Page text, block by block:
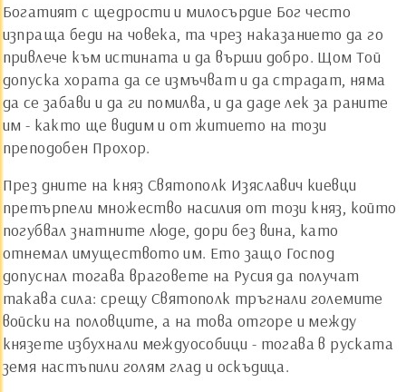
Богатият с щедрости и милосърдие Бог често
изпраща беди на човека, та чрез наказанието да го
привлече към истината и да върши добро. Щом Той
допуска хората да се измъчват и да страдат, няма
да се забави и да ги помилва, и да даде лек за раните
им - както ще видим и от житието на този
преподобен Прохор.
През дните на княз Святополк Изяславич киевци
претърпели множество насилия от този княз, който
погубвал знатните люде, дори без вина, като
отнемал имуществото им. Ето защо Господ
допуснал тогава враговете на Русия да получат
такава сила: срещу Святополк тръгнали големите
войски на половците, а на това отгоре и между
князете избухнали междуособици - тогава в руската
земя настъпили голям глад и оскъдица.